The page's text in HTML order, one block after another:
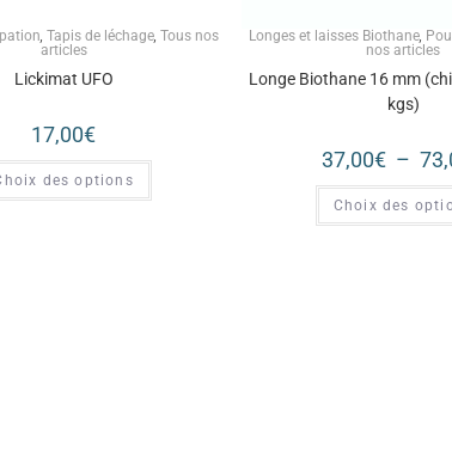
, Tapis de léchage, Tous nos
articles
Lickimat UFO
17,00€
des options
Longes et laisses Biothane,
nos articles
Longe Biothane 16 mm
kgs)
37,00€ –
Choix des